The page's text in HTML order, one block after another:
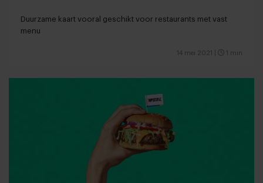
Duurzame kaart vooral geschikt voor restaurants met vast
menu
14 mei 2021 1 min